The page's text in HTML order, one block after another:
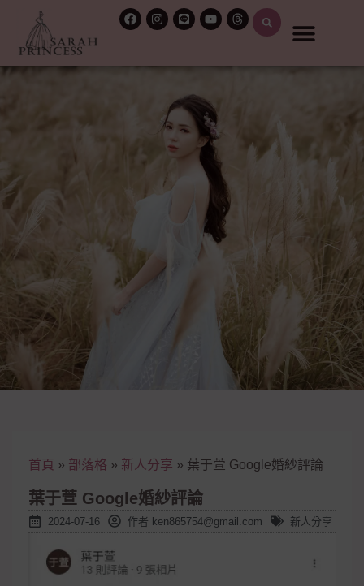
首頁 » 部落格 » 新人分享 » 葉于萱 Google婚紗評論
葉于萱 Google婚紗評論
2024-07-16 作者 ken865754@gmail.com 新人分享